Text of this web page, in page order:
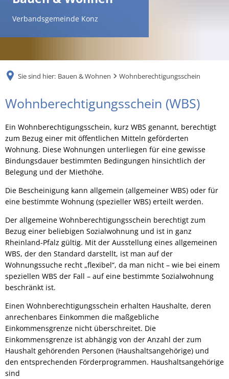
Verbandsgemeinde Konz
Sie sind hier: Bauen & Wohnen Wohnberechtigungsschein
Wohnberechtigungsschein
Wohnberechtigungsschein (WBS)
Ein Wohnberechtigungsschein, kurz WBS genannt, berechtigt
zum Bezug einer mit öffentlichen Mitteln geförderten
Wohnung. Diese Wohnungen unterliegen für eine gewisse
Bindungsdauer bestimmten Bedingungen hinsichtlich der
Belegung und der Miethöhe.
Die Bescheinigung kann allgemein (allgemeiner WBS) oder für
eine bestimmte Wohnung (spezieller WBS) erteilt werden.
Der allgemeine Wohnberechtigungsschein berechtigt zum
Bezug einer beliebigen Sozialwohnung und ist in ganz
Rheinland-Pfalz gültig. Mit der Ausstellung eines allgemeinen
WBS, der den Standard darstellt, ist man auf der
Wohnungssuche recht „flexibel“, da man nicht – wie bei einem
speziellen WBS der Fall – auf eine bestimmte Sozialwohnung
beschränkt ist.
Einen Wohnberechtigungsschein erhalten Haushalte, deren
anrechenbares Einkommen die maßgebliche
Einkommensgrenze nicht überschreitet. Die
Einkommensgrenze ist abhängig von der Anzahl der zum
Haushalt gehörenden Personen (Haushaltsangehörige) und
den entsprechenden Förderprogrammen. Haushaltsangehörige
sind